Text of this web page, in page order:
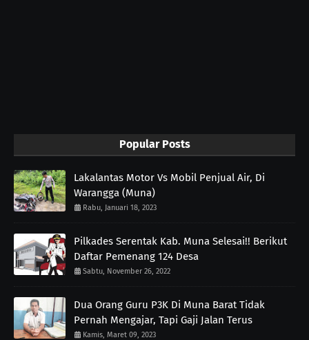
Popular Posts
Lakalantas Motor Vs Mobil Penjual Air, Di
Warangga (Muna)
Rabu, Januari 18, 2023
Pilkades Serentak Kab. Muna Selesai!! Berikut
Daftar Pemenang 124 Desa
Sabtu, November 26, 2022
Dua Orang Guru P3K Di Muna Barat Tidak
Pernah Mengajar, Tapi Gaji Jalan Terus
Kamis, Maret 09, 2023